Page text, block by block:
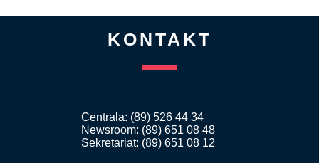
KONTAKT
Centrala: (89) 526 44 34
Newsroom: (89) 651 08 48
Sekretariat: (89) 651 08 12